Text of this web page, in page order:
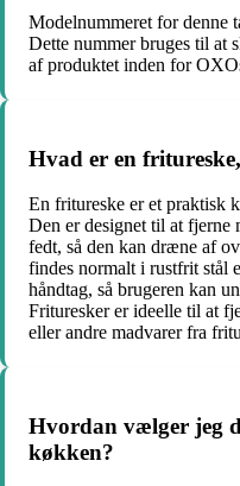
Modelnummeret for denne
Dette nummer bruges til at
af produktet inden for
Hvad er en
En fritureske er et praktisk
Den er designet til at fjerne
fedt, så den kan dræne af
findes normalt i rustfrit stål
håndtag, så brugeren kan
Frituresker er ideelle til at
eller andre madvarer fra
Hvordan vælger jeg
køkken?